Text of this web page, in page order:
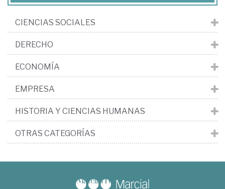
CIENCIAS SOCIALES
DERECHO
ECONOMÍA
EMPRESA
HISTORIA Y CIENCIAS HUMANAS
OTRAS CATEGORÍAS